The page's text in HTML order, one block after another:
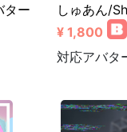
ター
しゅあん/
¥ 1,800
対応アバタ